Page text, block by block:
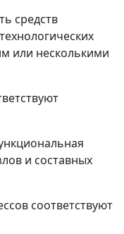
средств
или несколькими
и составных
соответствуют